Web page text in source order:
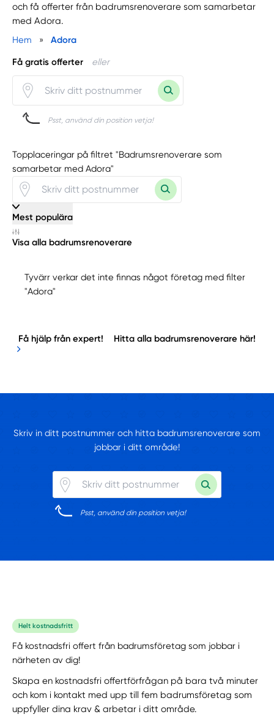
och få offerter från badrumsrenoverare som samarbetar
med Adora.
Hem
» Adora
Få gratis offerter eller
Psst, använd din position vetja!
Topplaceringar på filtret "Badrumsrenoverare som
samarbetar med Adora"
Mest populära
Visa alla badrumsrenoverare
Tyvärr verkar det inte finnas något företag med filter
"Adora"
Få hjälp från expert! Hitta alla badrumsrenoverare här!
Skriv in ditt postnummer och hitta badrumsrenoverare som
jobbar i ditt område!
Psst, använd din position vetja!
Helt kostnadsfritt
Få kostnadsfri offert från badrumsföretag som jobbar i
närheten av dig!
Skapa en kostnadsfri offertförfrågan på bara två minuter
och kom i kontakt med upp till fem badrumsföretag som
uppfyller dina krav & arbetar i ditt område.